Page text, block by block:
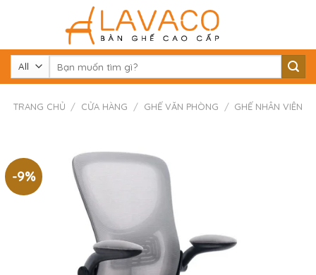
kiếm:
TRANG CHỦ / CỬA HÀNG / GHẾ VĂN PHÒNG / GHẾ NHÂN VIÊN
-9%